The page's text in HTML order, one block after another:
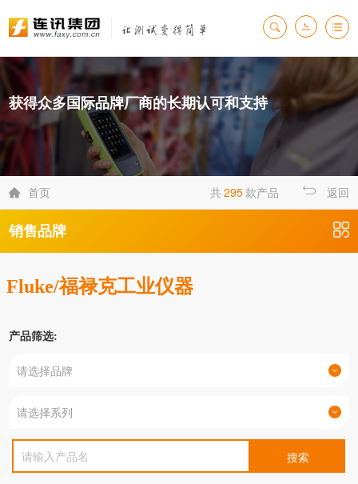
获得众多国际品牌厂商的长期认可和支持
 首页 共295款产品 返回
销售品牌
Fluke/福禄克工业仪器
产品筛选: